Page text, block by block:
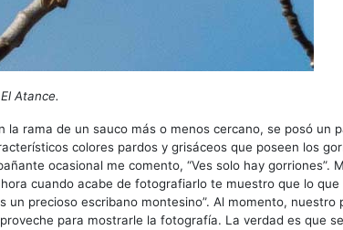
Atance.
la rama de un sauco más o menos cercano, se posó un
colores pardos y grisáceos que poseen los
ocasional me comento, “Ves solo hay gorriones”.
cuando acabe de fotografiarlo te muestro que lo
un precioso escribano montesino”. Al momento, nuestro
para mostrarle la fotografía. La verdad es que